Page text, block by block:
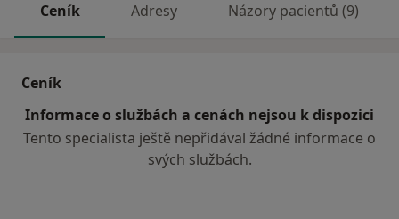
Ceník Adresy Názory pacientů (9)
Ceník
Informace o službách a cenách nejsou k dispozici
Tento specialista ještě nepřidával žádné informace o
svých službách.